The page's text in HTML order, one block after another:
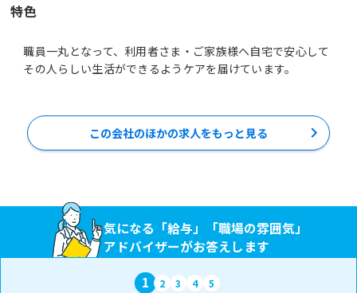
特色
職員一丸となって、利用者さま・ご家族様へ自宅で安心して
その人らしい生活ができるようケアを届けています。
この会社のほかの求人をもっと見る
気になる「給与」「職場の雰囲気」
アドバイザーがお答えします
1 2 3 4 5